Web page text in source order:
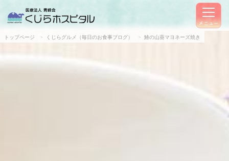
メニュー
トップページ くじらグルメ（毎日のお食事ブログ） 鰆の山葵マヨネーズ焼き